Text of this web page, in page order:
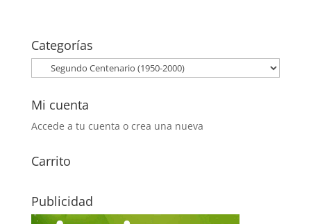
0,20€.0,05€.
Categorías
Mi cuenta
Accede a tu cuenta o crea una nueva
Carrito
Publicidad